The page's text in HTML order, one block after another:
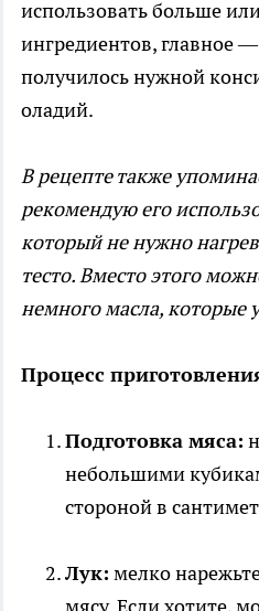
использовать больше
ингредиентов, главное
получилось нужной
оладий.
В рецепте также
рекомендую его
который не нужно
тесто. Вместо этого
немного масла, которые
Процесс
Подготовка мяса:
небольшими
стороной в
Лук: мелко
мясу. Если хотите,